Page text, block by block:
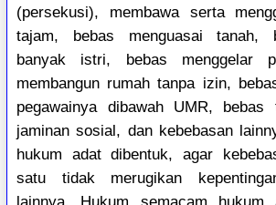
(persekusi), membawa serta
tajam, bebas menguasai tanah,
banyak istri, bebas menggelar
membangun rumah tanpa izin,
pegawainya dibawah UMR, bebas
jaminan sosial, dan kebebasan
hukum adat dibentuk, agar
satu tidak merugikan